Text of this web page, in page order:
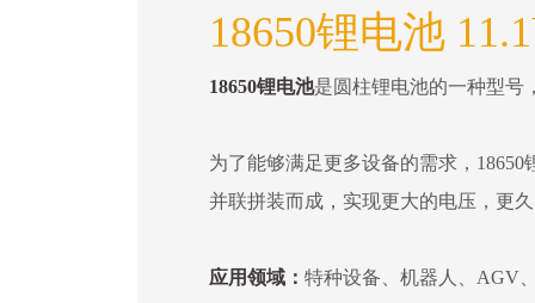
18650锂电池
18650锂电池是圆柱锂电池的一种型号
为了能够满足更多设备的需求，
并联拼装而成，实现更大的电压，更
应用领域： 特种设备、机器人、AGV